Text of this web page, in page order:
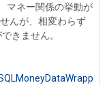
マネー関係の挙動が
んが、相変わらず
きません。